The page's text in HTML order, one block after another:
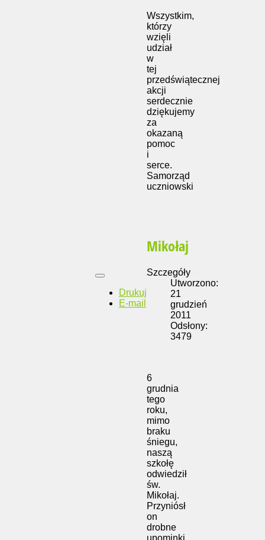
Wszystkim,
którzy
wzięli
udział
w
tej
przedświątecznej
akcji
serdecznie
dziękujemy
za
okazaną
pomoc
i
serce.
Samorząd
uczniowski
Mikołaj
Drukuj
E-mail
Szczegóły
Utworzono:
21
grudzień
2011
Odsłony:
3479
6
grudnia
tego
roku,
mimo
braku
śniegu,
naszą
szkołę
odwiedził
św.
Mikołaj.
Przyniósł
on
drobne
upominki